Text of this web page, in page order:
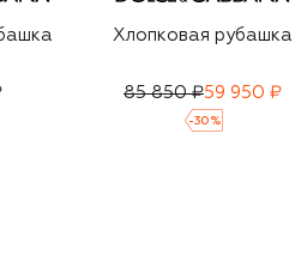
Хлопковая рубашка
85 850 ₽59 950 ₽
-30 %